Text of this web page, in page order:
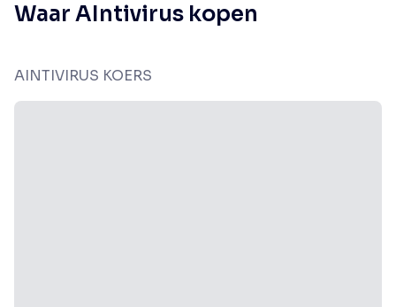
Waar AIntivirus kopen
AINTIVIRUS KOERS